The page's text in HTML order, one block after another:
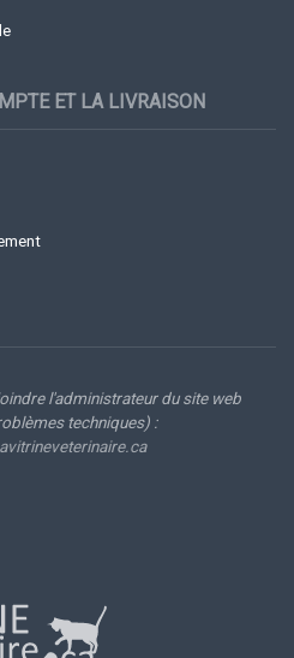
ET LA LIVRAISON
l'administrateur du site web
techniques) :